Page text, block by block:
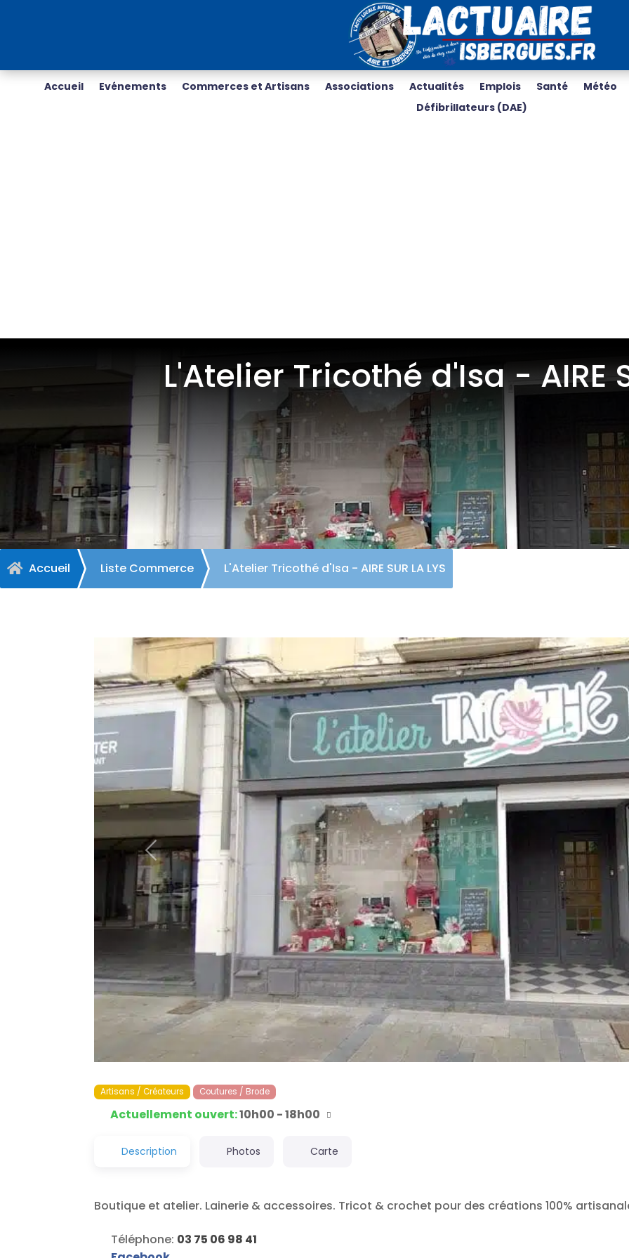
Accueil Evénements Commerces et Artisans Associations Actualités Emplois Santé
Météo
Défibrillateurs (DAE)
L'Atelier Tricothé d'Isa - AIRE
 Accueil Liste Commerce L'Atelier Tricothé d'Isa - AIRE SUR LA LYS
Précédent
Artisans / Créateurs Coutures / Brode
Actuellement ouvert:10h00 - 18h00
Description Photos Carte
Boutique et atelier. Lainerie & accessoires. Tricot & crochet pour des créations 100%
Téléphone: 03 75 06 98 41